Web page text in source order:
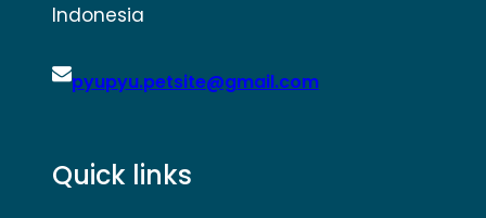
Indonesia
pyupyu.petsite@gmail.com
Quick links